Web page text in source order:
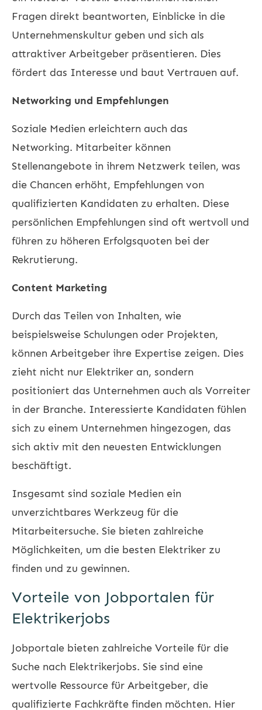
Fragen direkt beantworten, Einblicke in die
Unternehmenskultur geben und sich als
attraktiver Arbeitgeber präsentieren. Dies
fördert das Interesse und baut Vertrauen auf.
Networking und Empfehlungen
Soziale Medien erleichtern auch das
Networking. Mitarbeiter können
Stellenangebote in ihrem Netzwerk teilen, was
die Chancen erhöht, Empfehlungen von
qualifizierten Kandidaten zu erhalten. Diese
persönlichen Empfehlungen sind oft wertvoll und
führen zu höheren Erfolgsquoten bei der
Rekrutierung.
Content Marketing
Durch das Teilen von Inhalten, wie
beispielsweise Schulungen oder Projekten,
können Arbeitgeber ihre Expertise zeigen. Dies
zieht nicht nur Elektriker an, sondern
positioniert das Unternehmen auch als Vorreiter
in der Branche. Interessierte Kandidaten fühlen
sich zu einem Unternehmen hingezogen, das
sich aktiv mit den neuesten Entwicklungen
beschäftigt.
Insgesamt sind soziale Medien ein
unverzichtbares Werkzeug für die
Mitarbeitersuche. Sie bieten zahlreiche
Möglichkeiten, um die besten Elektriker zu
finden und zu gewinnen.
Vorteile von Jobportalen für
Elektrikerjobs
Jobportale bieten zahlreiche Vorteile für die
Suche nach Elektrikerjobs. Sie sind eine
wertvolle Ressource für Arbeitgeber, die
qualifizierte Fachkräfte finden möchten. Hier